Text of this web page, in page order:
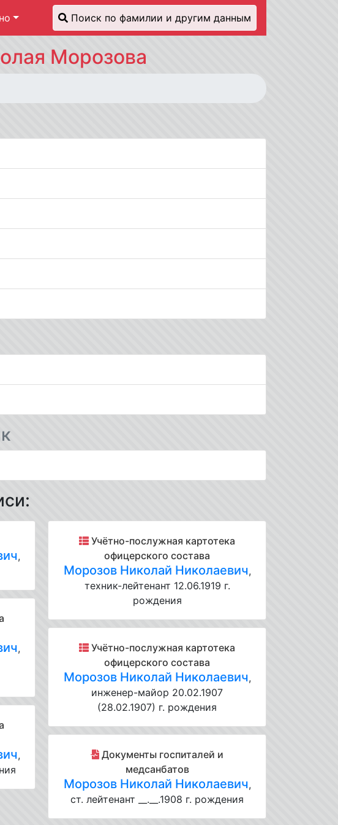
Поиск по фамилии и другим данным
Морозова
,
,
,
Учётно-послужная картотека
офицерского состава
Морозов Николай Николаевич,
техник-лейтенант 12.06.1919 г.
рождения
Учётно-послужная картотека
офицерского состава
Морозов Николай Николаевич,
инженер-майор 20.02.1907
(28.02.1907) г. рождения
Документы госпиталей и
медсанбатов
Морозов Николай Николаевич,
ст. лейтенант __.__.1908 г. рождения